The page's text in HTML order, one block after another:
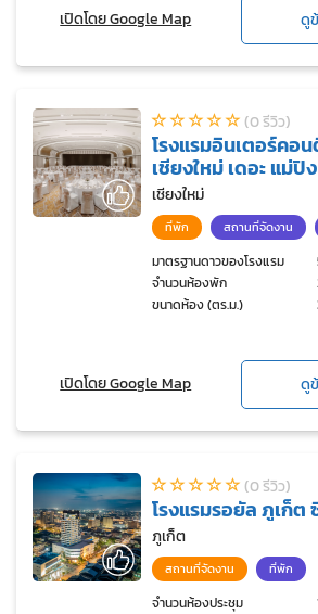
เปิดโดย Google Map ดู
(0 รีวิว)
โรงแรมอินเตอร์คอ
เชียงใหม่ เดอะ แม่ปิง
เชียงใหม่
ที่พัก สถานที่จัดงาน
มาตรฐานดาวของโรงแรม
จำนวนห้องพัก
ขนาดห้อง (ตร.ม.)
เปิดโดย Google Map ดู
(0 รีวิว)
โรงแรมรอยัล ภูเก็ต
ภูเก็ต
สถานที่จัดงาน ที่พัก
จำนวนห้องประชุม